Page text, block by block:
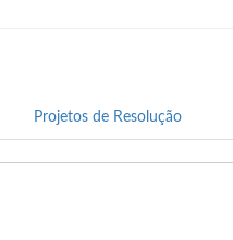
Candidato pelo
Projetos de Resolução